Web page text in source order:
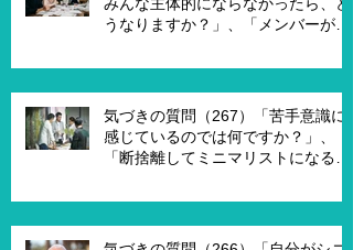
うなりますか？」、「メンバーが主
を実現したいですか？」、「XXさん
トを受ければ、主体的になります
か？」
気づきの質問（267）「苦手意識に
感じているのでは何ですか？」、
「断捨離してミニマリストになるの
うと違うのではないですか？」